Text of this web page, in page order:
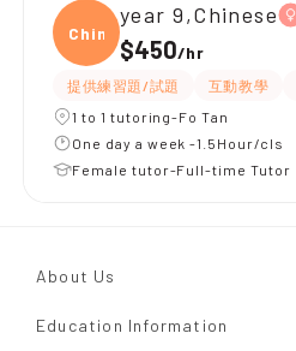
Chine
year 9,Chinese
$450/hr
提供練習題/試題 互動教學
1 to 1 tutoring-Fo Tan
One day a week -1.5Hour/cls
Female tutor-Full-time Tutor
About Us
Education Information